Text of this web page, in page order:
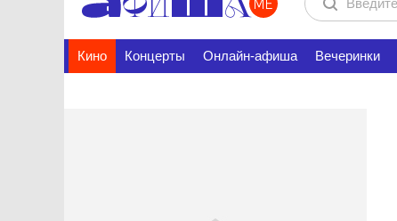
Кино Концерты Онлайн-афиша Вечеринки